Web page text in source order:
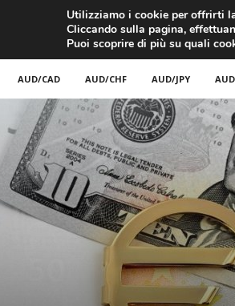
CANDELE GIAPPONESI ECONOMIA FOREX
F
e
F
o
ANALISI TECNICA
AUD/CAD AUD/CHF AUD/JPY
Utilizziamo i cookie per offrirti
Cliccando sulla pagina,
Puoi scoprire di più su quali